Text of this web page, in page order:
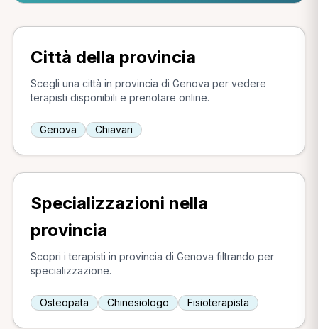
Città della provincia
Scegli una città in provincia di Genova per vedere
terapisti disponibili e prenotare online.
Genova Chiavari
Specializzazioni nella
provincia
Scopri i terapisti in provincia di Genova filtrando per
specializzazione.
Osteopata Chinesiologo Fisioterapista